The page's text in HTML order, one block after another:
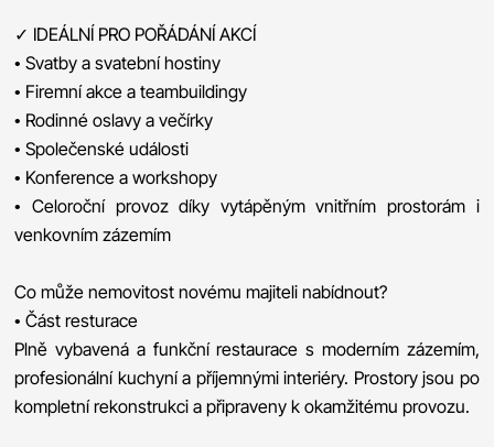
✓ IDEÁLNÍ PRO POŘÁDÁNÍ AKCÍ
• Svatby a svatební hostiny
• Firemní akce a teambuildingy
• Rodinné oslavy a večírky
• Společenské události
• Konference a workshopy
• Celoroční provoz díky vytápěným vnitřním prostorám i
venkovním zázemím
Co může nemovitost novému majiteli nabídnout?
• Část resturace
Plně vybavená a funkční restaurace s moderním zázemím,
profesionální kuchyní a příjemnými interiéry. Prostory jsou po
kompletní rekonstrukci a připraveny k okamžitému provozu.